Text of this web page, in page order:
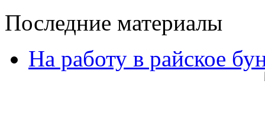
Последние материалы
На работу в райское